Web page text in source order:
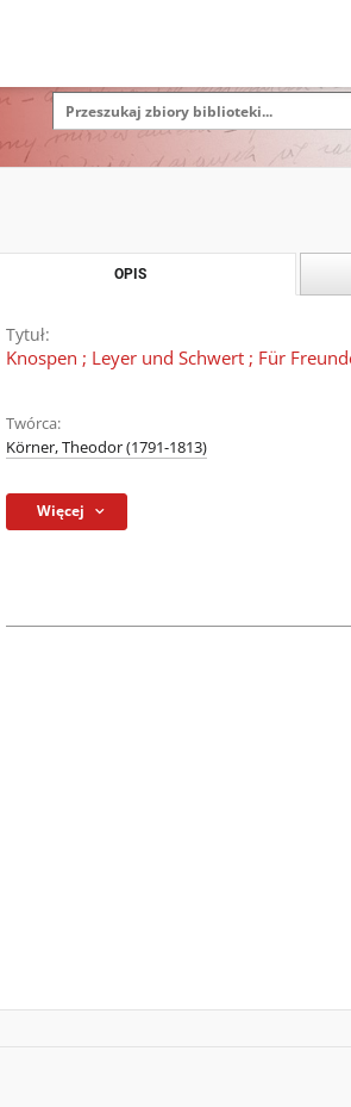
OPIS
Tytuł:
Knospen ; Leyer und Schwert ; Für
Twórca:
Körner, Theodor (1791-1813)
Więcej